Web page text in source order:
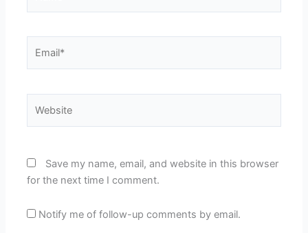
Save my name, email, and website in this browser
for the next time I comment.
Notify me of follow-up comments by email.